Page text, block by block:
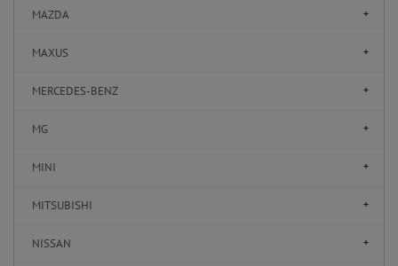
MAZDA
MAXUS
MERCEDES-BENZ
MG
MINI
MITSUBISHI
NISSAN